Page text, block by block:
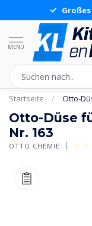
MENU
Startseite / Otto-
Otto-Düse
Nr. 163
OTTO CHEMIE